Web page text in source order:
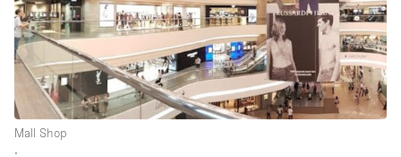
Mall Shop
∙